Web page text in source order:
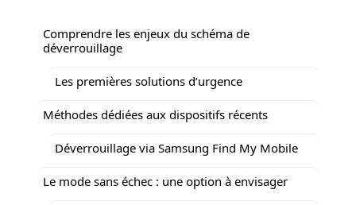
Comprendre les enjeux du schéma de
déverrouillage
Les premières solutions d’urgence
Méthodes dédiées aux dispositifs récents
Déverrouillage via Samsung Find My Mobile
Le mode sans échec : une option à envisager